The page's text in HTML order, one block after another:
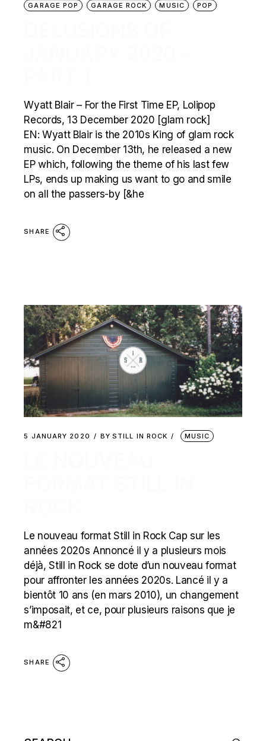
GARAGE POP
GARAGE ROCK MUSIC POP
Wyatt Blair – For the First Time EP, Lolipop
Records, 13 December 2020 [glam rock]
EN: Wyatt Blair is the 2010s King of glam rock
music. On December 13th, he released a new
EP which, following the theme of his last few
LPs, ends up making us want to go and smile
on all the passers-by [&he
SHARE
5 JANUARY 2020 BY STILL IN ROCK MUSIC
Le nouveau format Still in Rock Cap sur les
années 2020s Annoncé il y a plusieurs mois
déjà, Still in Rock se dote d’un nouveau format
pour affronter les années 2020s. Lancé il y a
bientôt 10 ans (en mars 2010), un changement
s’imposait, et ce, pour plusieurs raisons que je
m&#821
SHARE